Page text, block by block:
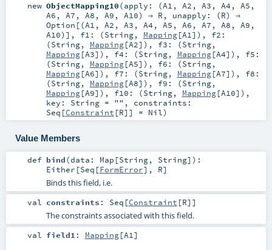
new ObjectMapping10(apply: (A1 , A2 , A3 , A4 , A5 ,
A6 , A7 , A8 , A9 , A10) ⇒ R , unapply: (R) ⇒
Option [(A1 , A2 , A3 , A4 , A5 , A6 , A7 , A8 , A9 ,
A10)] , f1: (String, Mapping[A1]) , f2:
(String, Mapping[A2]) , f3: (String,
Mapping[A3]) , f4: (String, Mapping[A4]) , f5:
(String, Mapping[A5]) , f6: (String,
Mapping[A6]) , f7: (String, Mapping[A7]) , f8:
(String, Mapping[A8]) , f9: (String,
Mapping[A9]) , f10: (String, Mapping[A10]) ,
key: String= "" , constraints:
Seq [Constraint [R]] = Nil)
Value Members
def bind(data: Map [String, String] ) :
Either [Seq [FormError], R]
Binds this field, i.e.
val constraints : Seq [Constraint [R]]
The constraints associated with this field.
val field1 : Mapping[A1 ]